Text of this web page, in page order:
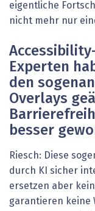
eigentliche
nicht mehr nur
Experten
den
Overlays
besser
Riesch: Diese
durch KI sicher
ersetzen aber
garantieren keine